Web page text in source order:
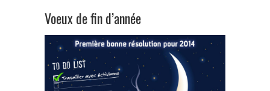
Voeux de fin d’année